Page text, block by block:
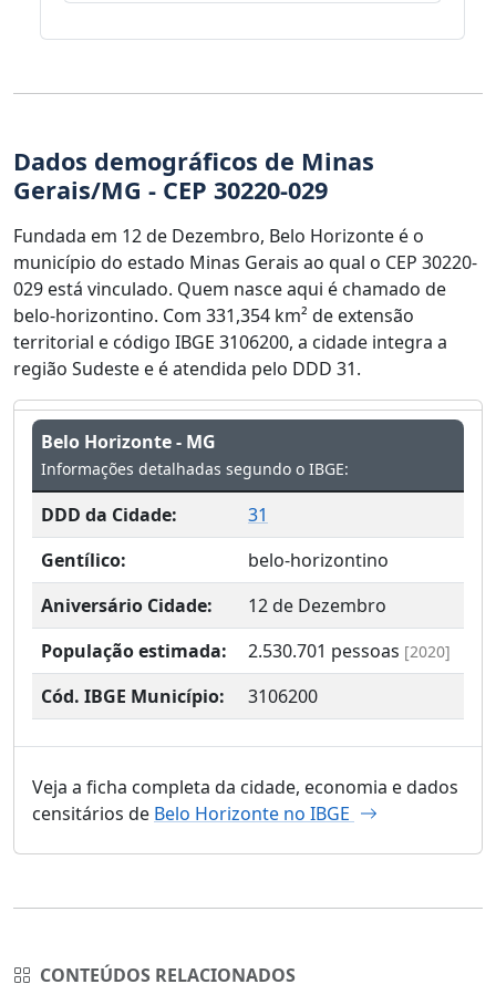
Dados demográficos de Minas
Gerais/MG - CEP 30220-029
Fundada em 12 de Dezembro, Belo Horizonte é o
município do estado Minas Gerais ao qual o CEP 30220-
029 está vinculado. Quem nasce aqui é chamado de
belo-horizontino. Com 331,354 km² de extensão
territorial e código IBGE 3106200, a cidade integra a
região Sudeste e é atendida pelo DDD 31.
Belo Horizonte - MG
Informações detalhadas segundo o IBGE:
DDD da Cidade:
31
Gentílico:
belo-horizontino
Aniversário Cidade:
12 de Dezembro
População estimada:
2.530.701 pessoas [2020]
Cód. IBGE Município: 3106200
Veja a ficha completa da cidade, economia e dados
censitários de Belo Horizonte no IBGE
CONTEÚDOS RELACIONADOS